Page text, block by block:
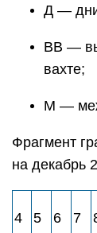
Д — дни
ВВ —
вахте;
М —
Фрагмент
на декабрь
4 5 6 7